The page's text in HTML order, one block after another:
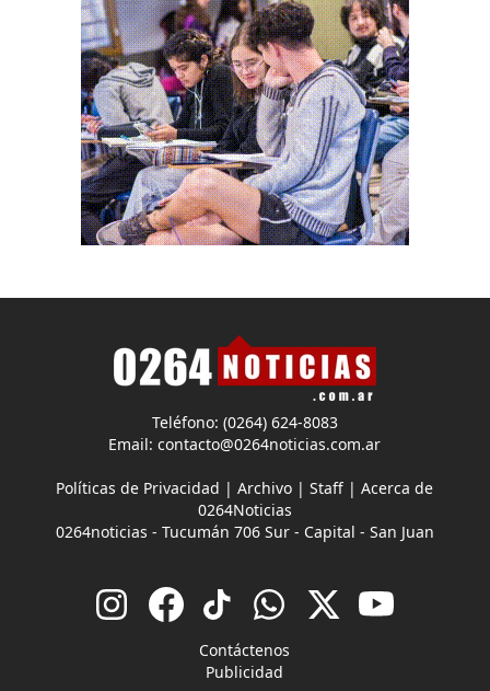
Teléfono: (0264) 624-8083
Email:contacto@0264noticias.com.ar
Políticas de Privacidad |Archivo |Staff |Acerca de
0264Noticias
0264noticias - Tucumán 706 Sur - Capital - San Juan
Contáctenos
Publicidad